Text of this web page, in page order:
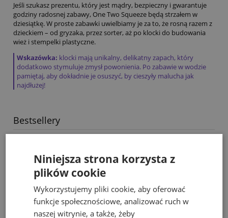
Jeśli szukasz prezentu, który jest mądry, bezpieczny i gwarantuje
godziny radosnej zabawy, One Two Squeeze będą strzałem w
dziesiątkę. W proste zabawki uwielbiamy je za to, że rosną razem z
dzieckiem – od gryzaka, przez sorter, aż po klocki do budowania
wież i stempelki plastyczne.
Wskazówka: klocki mają unikalny, delikatny zapach, który
dodatkowo stymuluje zmysł powonienia. Po zabawie w wodzie
pamiętaj, aby dokładnie je osuszyć, by cieszyły malucha jak
najdłużej!
Bestsellery
Niniejsza strona korzysta z
plików cookie
Wykorzystujemy pliki cookie, aby oferować
funkcje społecznościowe, analizować ruch w
naszej witrynie, a także, żeby